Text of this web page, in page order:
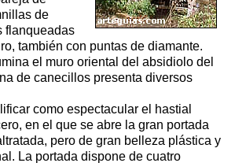
de
flanqueadas
también con puntas de diamante.
el muro oriental del absidiolo del
de canecillos presenta diversos
como espectacular el hastial
en el que se abre la gran portada
pero de gran belleza plástica y
La portada dispone de cuatro